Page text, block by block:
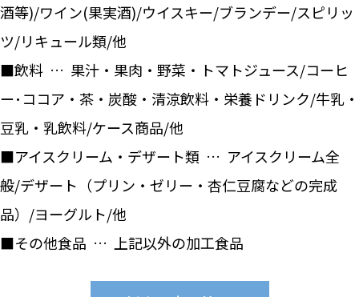
酒等)/ワイン(果実酒)/ウイスキー/ブランデー/スピリッ
ツ/リキュール類/他
■飲料 … 果汁・果肉・野菜・トマトジュース/コーヒ
ー･ココア・茶・炭酸・清涼飲料・栄養ドリンク/牛乳・
豆乳・乳飲料/ケース商品/他
■アイスクリーム・デザート類 … アイスクリーム全
般/デザート（プリン・ゼリー・杏仁豆腐などの完成
品）/ヨーグルト/他
■その他食品 … 上記以外の加工食品